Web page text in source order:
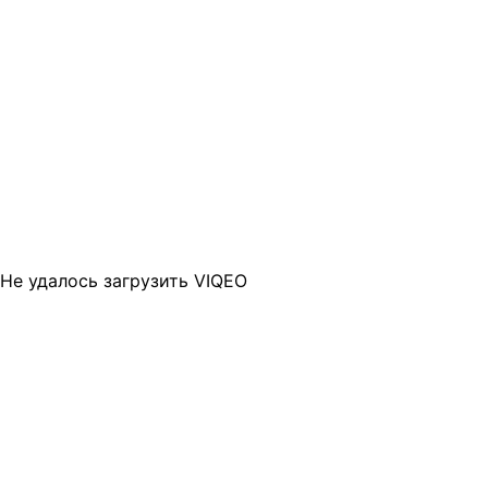
Не удалось загрузить VIQEO